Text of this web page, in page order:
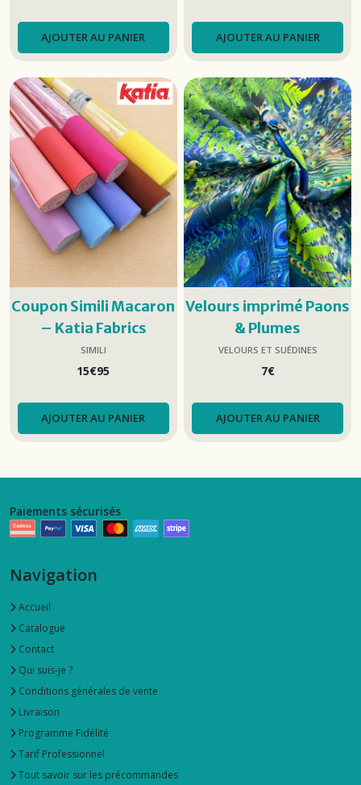
AJOUTER AU PANIER AJOUTER AU PANIER
Coupon Simili Macaron
– Katia Fabrics
SIMILI
15€95
AJOUTER AU PANIER
Velours imprimé Paons
& Plumes
VELOURS ET SUÉDINES
7€
AJOUTER AU PANIER
Paiements sécurisés
Navigation
Accueil
Catalogue
Contact
Qui suis-je ?
Conditions générales de vente
Livraison
Programme Fidélité
Tarif Professionnel
Tout savoir sur les précommandes